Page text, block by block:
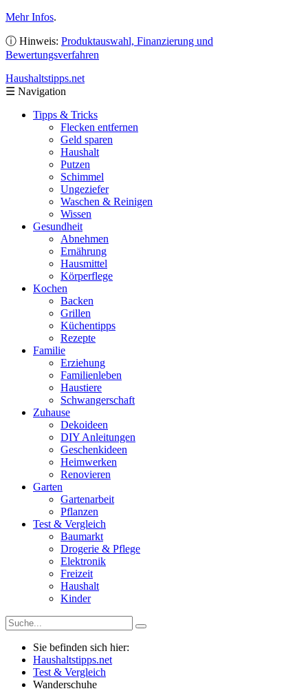
Mehr Infos.
ⓘ Hinweis: Produktauswahl, Finanzierung und
Bewertungsverfahren
Haushaltstipps.net
☰ Navigation
Tipps & Tricks
Flecken entfernen
Geld sparen
Haushalt
Putzen
Schimmel
Ungeziefer
Waschen & Reinigen
Wissen
Gesundheit
Abnehmen
Ernährung
Hausmittel
Körperflege
Kochen
Backen
Grillen
Küchentipps
Rezepte
Familie
Erziehung
Familienleben
Haustiere
Schwangerschaft
Zuhause
Dekoideen
DIY Anleitungen
Geschenkideen
Heimwerken
Renovieren
Garten
Gartenarbeit
Pflanzen
Test & Vergleich
Baumarkt
Drogerie & Pflege
Elektronik
Freizeit
Haushalt
Kinder
Sie befinden sich hier:
Haushaltstipps.net
Test & Vergleich
Wanderschuhe